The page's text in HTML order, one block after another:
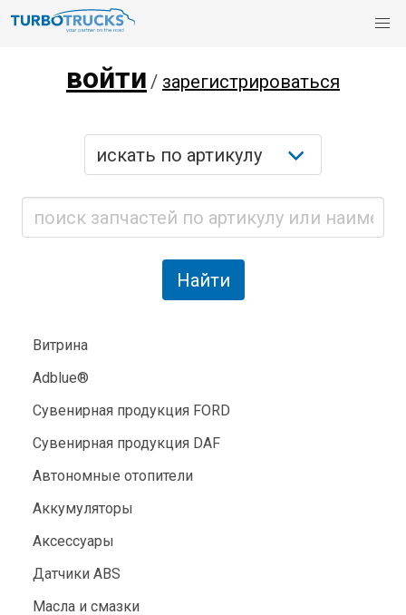
войти / зарегистрироваться
Витрина
Adblue®
Сувенирная продукция FORD
Сувенирная продукция DAF
Автономные отопители
Аккумуляторы
Аксессуары
Датчики ABS
Масла и смазки